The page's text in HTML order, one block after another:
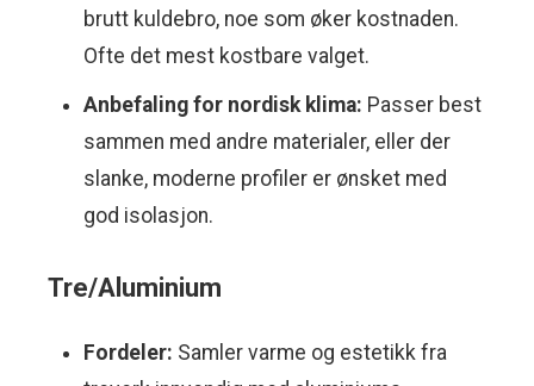
brutt kuldebro, noe som øker kostnaden.
Ofte det mest kostbare valget.
Anbefaling for nordisk klima: Passer best
sammen med andre materialer, eller der
slanke, moderne profiler er ønsket med
god isolasjon.
Tre/Aluminium
Fordeler: Samler varme og estetikk fra